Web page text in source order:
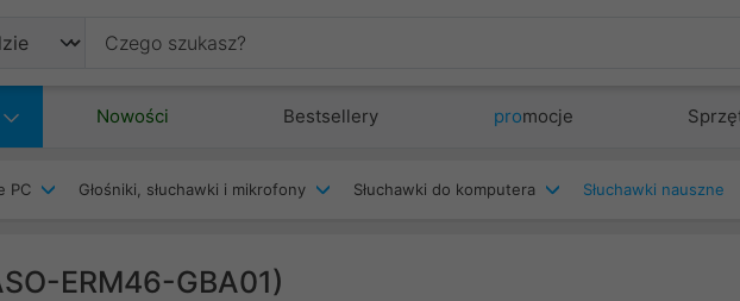
Nowości Bestsellery promocje
PC Głośniki, słuchawki i mikrofony Słuchawki do komputera Słuchawki nauszne
ERM46-GBA01)